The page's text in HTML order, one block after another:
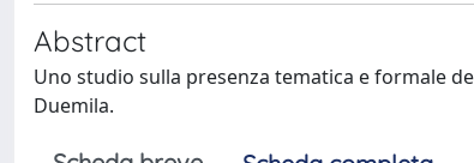
Abstract
Uno studio sulla presenza tematica e formale
Duemila.